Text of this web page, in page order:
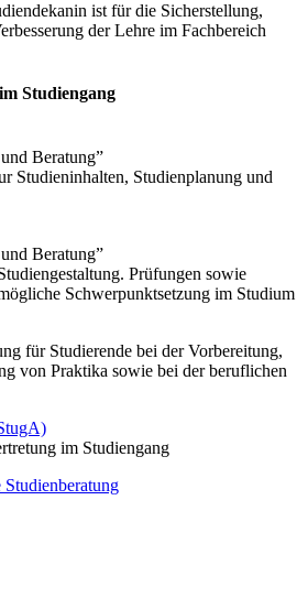
ist für die Sicherstellung,
der Lehre im Fachbereich
Studiengang
Beratung”
Studieninhalten, Studienplanung und
Beratung”
Prüfungen sowie
Schwerpunktsetzung im Studium
für Studierende bei der Vorbereitung,
von Praktika sowie bei der beruflichen
im Studiengang
Studienberatung